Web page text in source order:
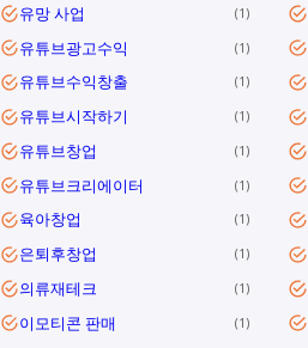
유망 사업 1
유튜브광고수익 1
유튜브수익창출 1
유튜브시작하기 1
유튜브창업 1
유튜브크리에이터 1
육아창업 1
은퇴후창업 1
의류재테크 1
이모티콘 판매 1